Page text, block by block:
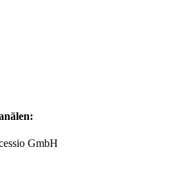
GmbH